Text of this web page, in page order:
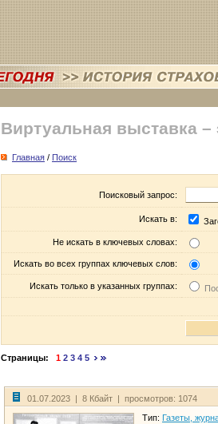
Виртуальная выставка –
Главная / Поиск
Поисковый запрос:
Искать в:
Не искать в ключевых словах:
Искать во всех группах ключевых слов:
Искать только в указанных группах:
Страницы: 1 2 3 4 5
01.07.2023 | 8 Кбайт | просмотров: 1074
Тип: Газеты,